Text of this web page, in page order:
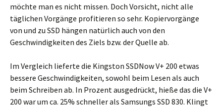
möchte man es nicht missen. Doch Vorsicht, nicht alle
täglichen Vorgänge profitieren so sehr. Kopiervorgänge
von und zu SSD hängen natürlich auch von den
Geschwindigkeiten des Ziels bzw. der Quelle ab.
Im Vergleich lieferte die Kingston SSDNow V+ 200 etwas
bessere Geschwindigkeiten, sowohl beim Lesen als auch
beim Schreiben ab. In Prozent ausgedrückt, hieße das die V+
200 war um ca. 25% schneller als Samsungs SSD 830. Klingt